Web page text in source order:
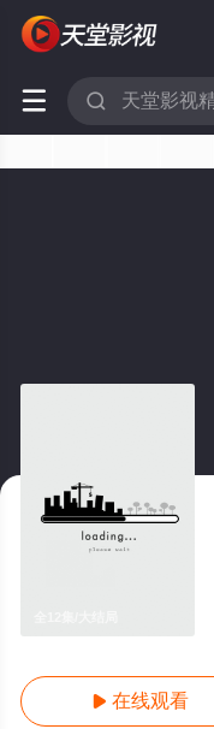
 
 在线观看